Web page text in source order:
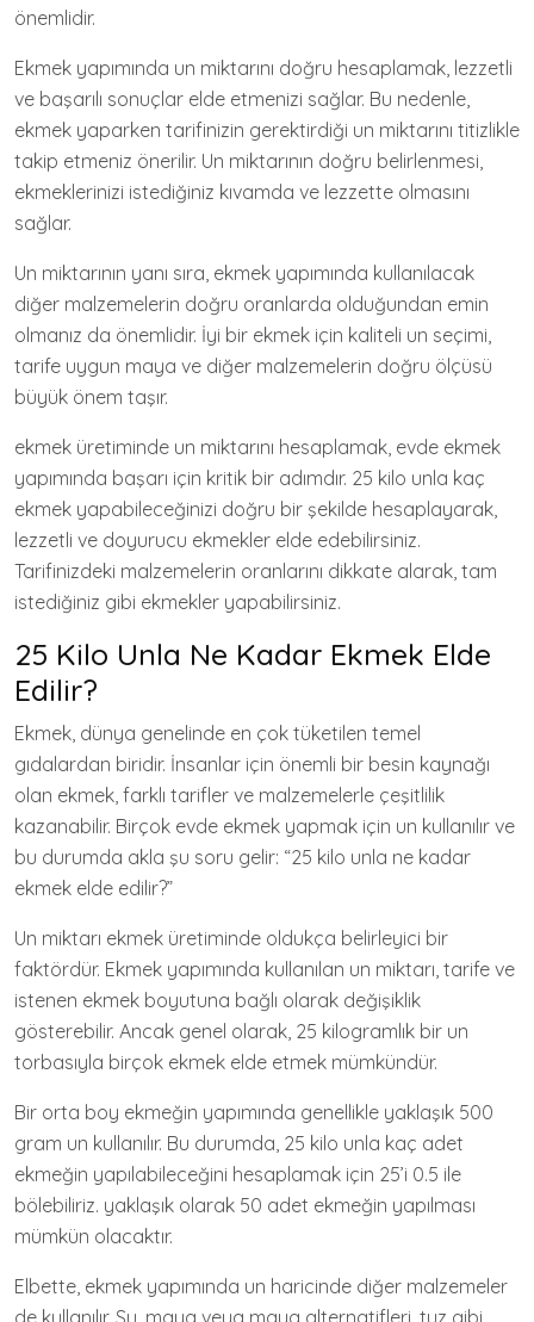
önemlidir.
Ekmek yapımında un miktarını doğru hesaplamak, lezzetli
ve başarılı sonuçlar elde etmenizi sağlar. Bu nedenle,
ekmek yaparken tarifinizin gerektirdiği un miktarını titizlikle
takip etmeniz önerilir. Un miktarının doğru belirlenmesi,
ekmeklerinizi istediğiniz kıvamda ve lezzette olmasını
sağlar.
Un miktarının yanı sıra, ekmek yapımında kullanılacak
diğer malzemelerin doğru oranlarda olduğundan emin
olmanız da önemlidir. İyi bir ekmek için kaliteli un seçimi,
tarife uygun maya ve diğer malzemelerin doğru ölçüsü
büyük önem taşır.
ekmek üretiminde un miktarını hesaplamak, evde ekmek
yapımında başarı için kritik bir adımdır. 25 kilo unla kaç
ekmek yapabileceğinizi doğru bir şekilde hesaplayarak,
lezzetli ve doyurucu ekmekler elde edebilirsiniz.
Tarifinizdeki malzemelerin oranlarını dikkate alarak, tam
istediğiniz gibi ekmekler yapabilirsiniz.
25 Kilo Unla Ne Kadar Ekmek Elde
Edilir?
Ekmek, dünya genelinde en çok tüketilen temel
gıdalardan biridir. İnsanlar için önemli bir besin kaynağı
olan ekmek, farklı tarifler ve malzemelerle çeşitlilik
kazanabilir. Birçok evde ekmek yapmak için un kullanılır ve
bu durumda akla şu soru gelir: “25 kilo unla ne kadar
ekmek elde edilir?”
Un miktarı ekmek üretiminde oldukça belirleyici bir
faktördür. Ekmek yapımında kullanılan un miktarı, tarife ve
istenen ekmek boyutuna bağlı olarak değişiklik
gösterebilir. Ancak genel olarak, 25 kilogramlık bir un
torbasıyla birçok ekmek elde etmek mümkündür.
Bir orta boy ekmeğin yapımında genellikle yaklaşık 500
gram un kullanılır. Bu durumda, 25 kilo unla kaç adet
ekmeğin yapılabileceğini hesaplamak için 25’i 0.5 ile
bölebiliriz. yaklaşık olarak 50 adet ekmeğin yapılması
mümkün olacaktır.
Elbette, ekmek yapımında un haricinde diğer malzemeler
de kullanılır. Su, maya veya maya alternatifleri, tuz gibi